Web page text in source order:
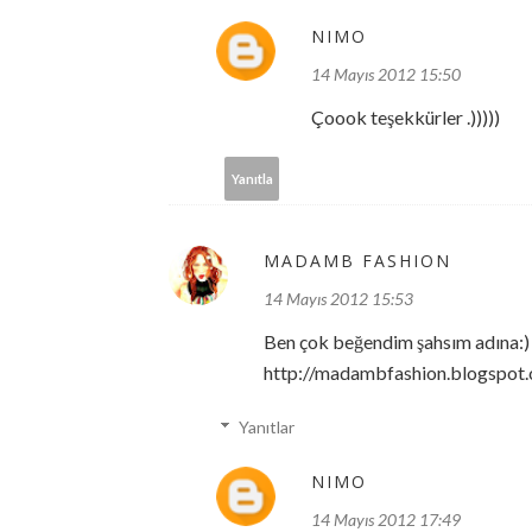
NIMO
14 Mayıs 2012 15:50
Çoook teşekkürler .)))))
Yanıtla
MADAMB FASHION
14 Mayıs 2012 15:53
Ben çok beğendim şahsım adına:)
http://
Yanıtlar
NIMO
14 Mayıs 2012 17:49